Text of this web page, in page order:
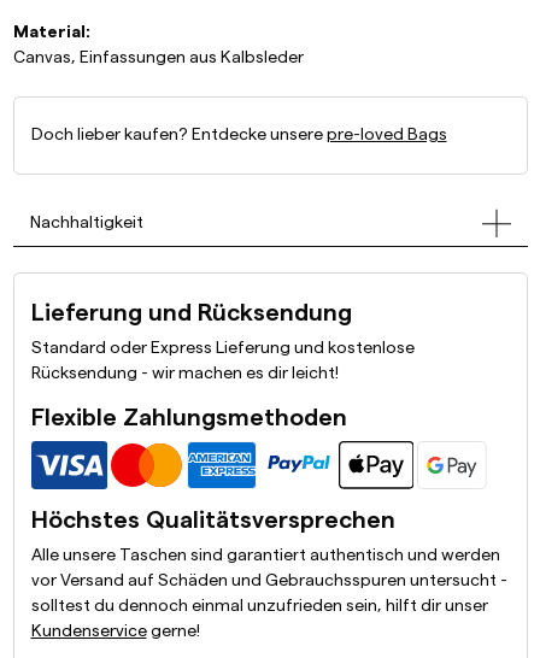
Material:
Canvas, Einfassungen aus Kalbsleder
Doch lieber kaufen? Entdecke unsere pre-loved Bags
Nachhaltigkeit
Lieferung und Rücksendung
Standard oder Express Lieferung und kostenlose
Rücksendung - wir machen es dir leicht!
Flexible Zahlungsmethoden
Höchstes Qualitätsversprechen
Alle unsere Taschen sind garantiert authentisch und werden
vor Versand auf Schäden und Gebrauchsspuren untersucht -
solltest du dennoch einmal unzufrieden sein, hilft dir unser
Kundenservicegerne!